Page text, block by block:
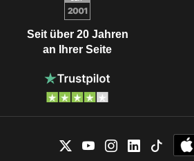
Seit über 20 Jahren
an Ihrer Seite